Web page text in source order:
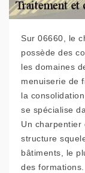
Sur 06660, le
possède des
les domaines
menuiserie de
la
se spécialise
Un
structure
bâtiments, le
des formations.